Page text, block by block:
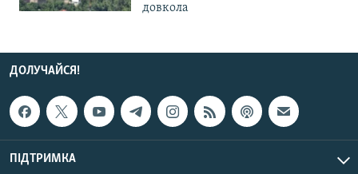
довкола
ДОЛУЧАЙСЯ!
ПІДТРИМКА